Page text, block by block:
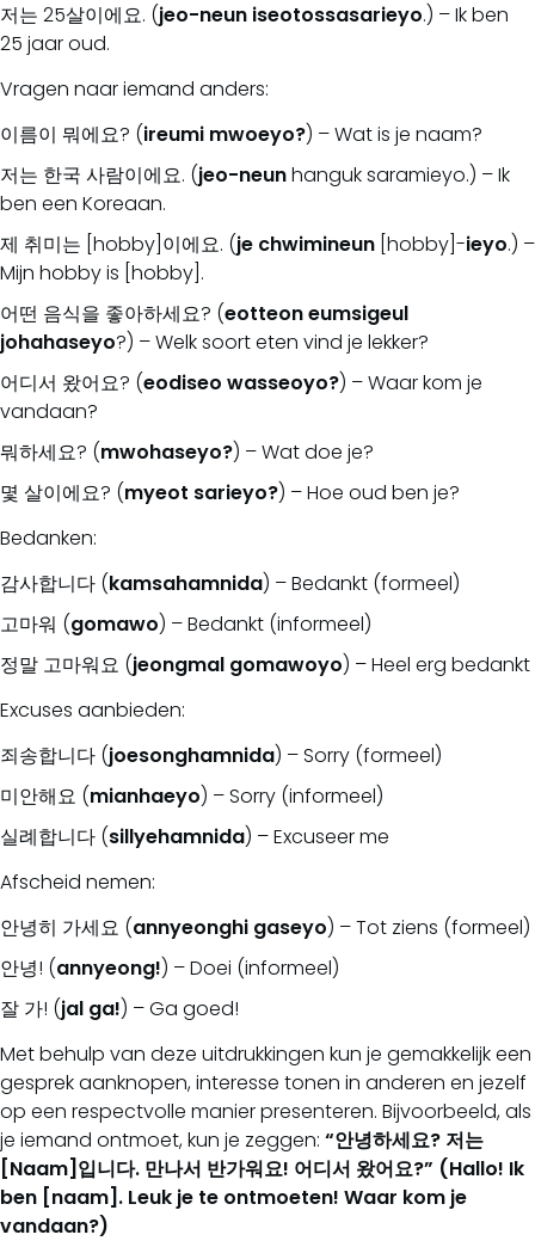
저는 25살이에요. (jeo-neun iseotossasarieyo.) – Ik ben
25 jaar oud.
Vragen naar iemand anders:
이름이 뭐에요? (ireumi mwoeyo?) – Wat is je naam?
저는 한국 사람이에요. (jeo-neunhanguk saramieyo.) – Ik
ben een Koreaan.
제 취미는 [hobby]이에요. (je chwimineun [hobby]-ieyo.) –
Mijn hobby is [hobby].
어떤 음식을 좋아하세요? (eotteoneumsigeul
johahaseyo?) – Welk soort eten vind je lekker?
어디서 왔어요? (eodiseo wasseoyo?) – Waar kom je
vandaan?
뭐하세요? (mwohaseyo?) – Wat doe je?
몇 살이에요? (myeot sarieyo?) – Hoe oud ben je?
Bedanken:
감사합니다 (kamsahamnida) – Bedankt (formeel)
고마워 (gomawo) – Bedankt (informeel)
정말 고마워요 (jeongmal gomawoyo) – Heel erg bedankt
Excuses aanbieden:
죄송합니다 (joesonghamnida) – Sorry (formeel)
미안해요 (mianhaeyo) – Sorry (informeel)
실례합니다 (sillyehamnida) – Excuseer me
Afscheid nemen:
안녕히 가세요 (annyeonghi gaseyo) – Tot ziens (formeel)
안녕! (annyeong!) – Doei (informeel)
잘 가! (jal ga!) – Ga goed!
Met behulp van deze uitdrukkingen kun je gemakkelijk een
gesprek aanknopen, interesse tonen in anderen en jezelf
op een respectvolle manier presenteren. Bijvoorbeeld, als
je iemand ontmoet, kun je zeggen: “안녕하세요? 저는
[Naam]입니다. 만나서 반가워요! 어디서 왔어요?” (Hallo! Ik
ben [naam]. Leuk je te ontmoeten! Waar kom je
vandaan?)